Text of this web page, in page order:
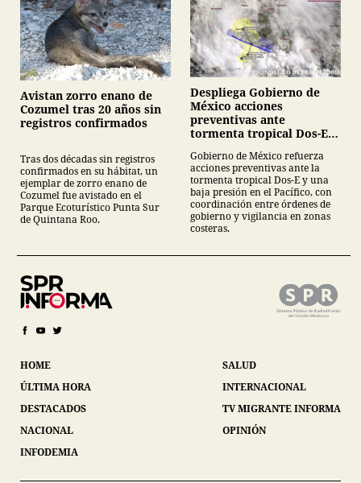
Avistan zorro enano de
Cozumel tras 20 años sin
registros confirmados
Tras dos décadas sin registros
confirmados en su hábitat, un
ejemplar de zorro enano de
Cozumel fue avistado en el
Parque Ecoturístico Punta Sur
de Quintana Roo.
Despliega Gobierno de
México acciones
preventivas ante
tormenta tropical Dos-E y
Gobierno de México refuerza
acciones preventivas ante la
tormenta tropical Dos-E y una
baja presión en el Pacífico, con
coordinación entre órdenes de
gobierno y vigilancia en zonas
costeras.
HOME
ÚLTIMA HORA
DESTACADOS
NACIONAL
INFODEMIA
SALUD
INTERNACIONAL
TV MIGRANTE INFORMA
OPINIÓN